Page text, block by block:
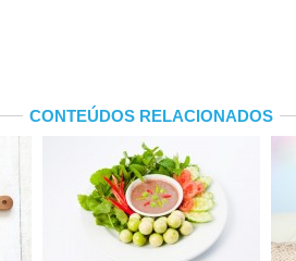
CONTEÚDOS RELACIONADOS